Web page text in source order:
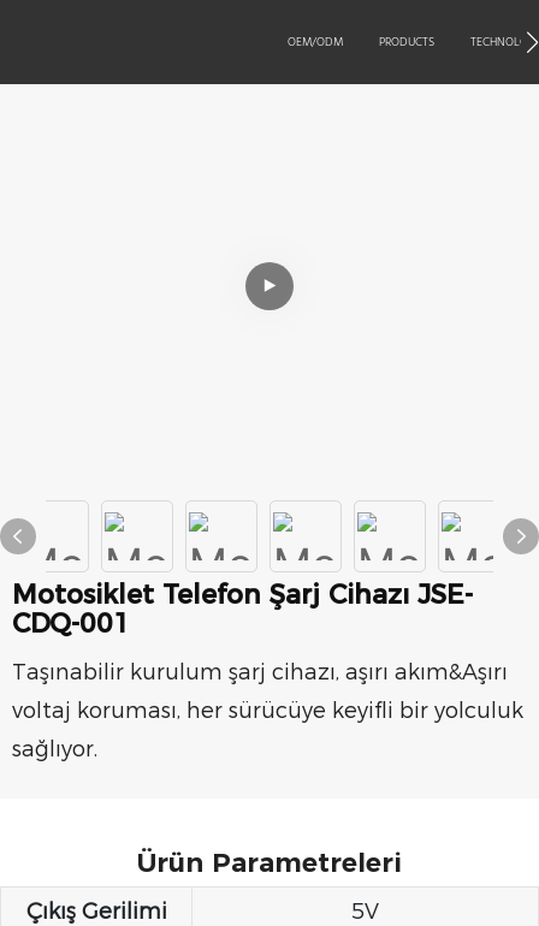
OEM/ODM PRODUCTS
Motosiklet Telefon Şarj Cihazı JSE-
CDQ-001
Taşınabilir kurulum şarj cihazı, aşırı akım&Aşırı
voltaj koruması, her sürücüye keyifli bir yolculuk
sağlıyor.
Ürün Parametreleri
Çıkış Gerilimi
5V